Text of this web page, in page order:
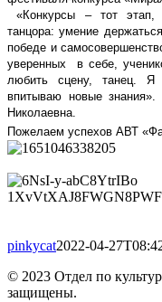
«Конкурсы – тот этап,
танцора: умение
победе и
уверенных
в себе,
любить сцену, танец.
впитываю новые
Николаевна.
Пожелаем успехов АВТ
pinkycat2022-04-
© 2023 Отдел по
защищены.